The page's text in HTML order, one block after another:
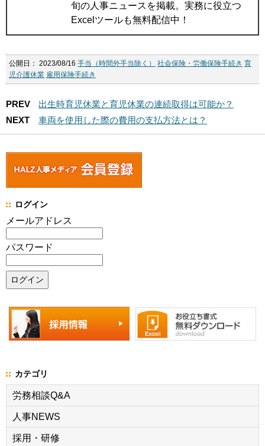
旬の人事ニュースを掲載。実務に役立つ
Excelツールも無料配信中！
公開日： 2023/08/16 手当（時間外手当除く） 社会保険・労働保険手続き 育
児介護休業 雇用保険手続き
PREV
出生時育児休業と育児休業の連続取得は可能か？
NEXT
車両を使用した際の費用の支払方法とは？
ログイン
メールアドレス
パスワード
カテゴリ
労務相談Q&A
人事NEWS
採用・研修